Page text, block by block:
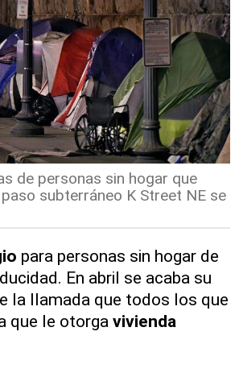
de personas sin hogar que
subterráneo K Street NE se
para personas sin hogar de
En abril se acaba su
la llamada que todos los que
que le otorgavivienda